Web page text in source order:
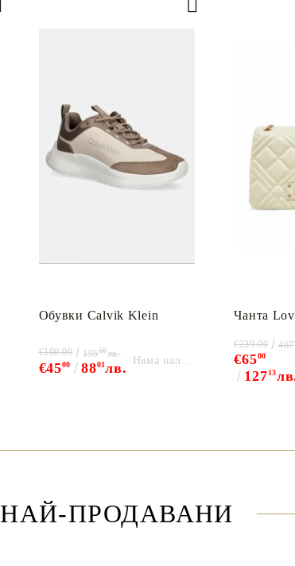
Обувки Calvik Klein
€4500 8801лв.
€100.00 19558лв.
Няма наличност
Чанта
€6500
12713
€239.00 467
НАЙ-ПРОДАВАНИ